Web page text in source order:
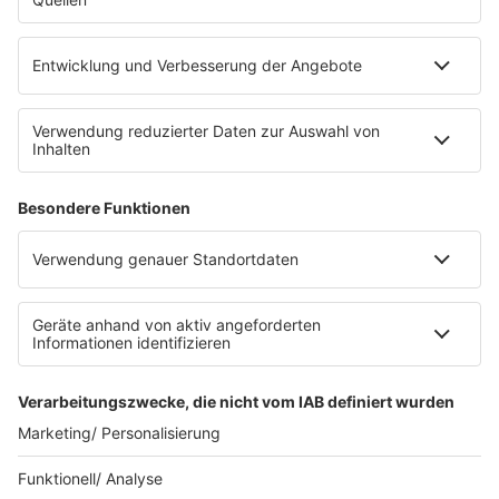
eröffnet. Direkt an der Medizinischen Klinik bietet es
E-Bikes über eine Photovoltaikanlage auf dem …
Impressum
Datenschutzerklärung
Datenschutzeinstellungen